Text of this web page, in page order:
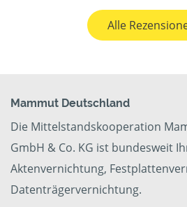
Alle
Mammut Deutschland
Die Mittelstandskooperation
GmbH & Co. KG ist bundesweit
Aktenvernichtung,
Datenträgervernichtung.